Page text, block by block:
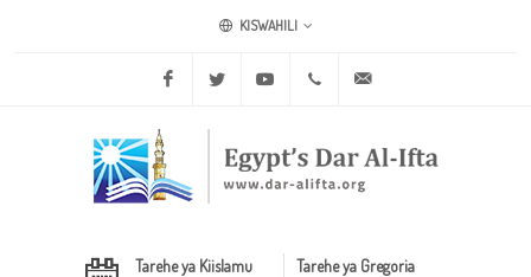
KISWAHILI
Facebook Twitter Youtube +20 2 25970400
Tarehe ya Kiislamu
Tarehe ya Gregoria